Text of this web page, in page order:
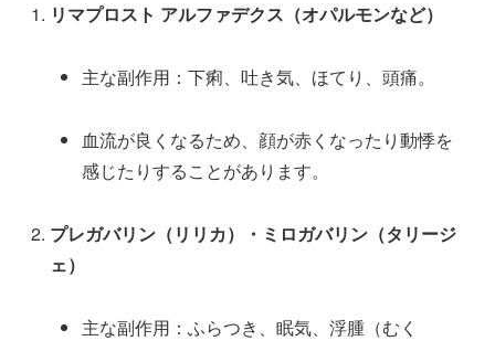
リマプロスト アルファデクス（オパルモンなど）
主な副作用：下痢、吐き気、ほてり、頭痛。
血流が良くなるため、顔が赤くなったり動悸を
感じたりすることがあります。
プレガバリン（リリカ）・ミロガバリン（タリージ
ェ）
主な副作用：ふらつき、眠気、浮腫（むく